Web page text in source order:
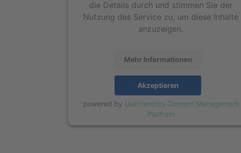
die Details durch und stimmen Sie der
Nutzung des Service zu, um diese Inhalte
anzuzeigen.
Mehr Informationen
Akzeptieren
powered by Usercentrics Consent Management
Platform